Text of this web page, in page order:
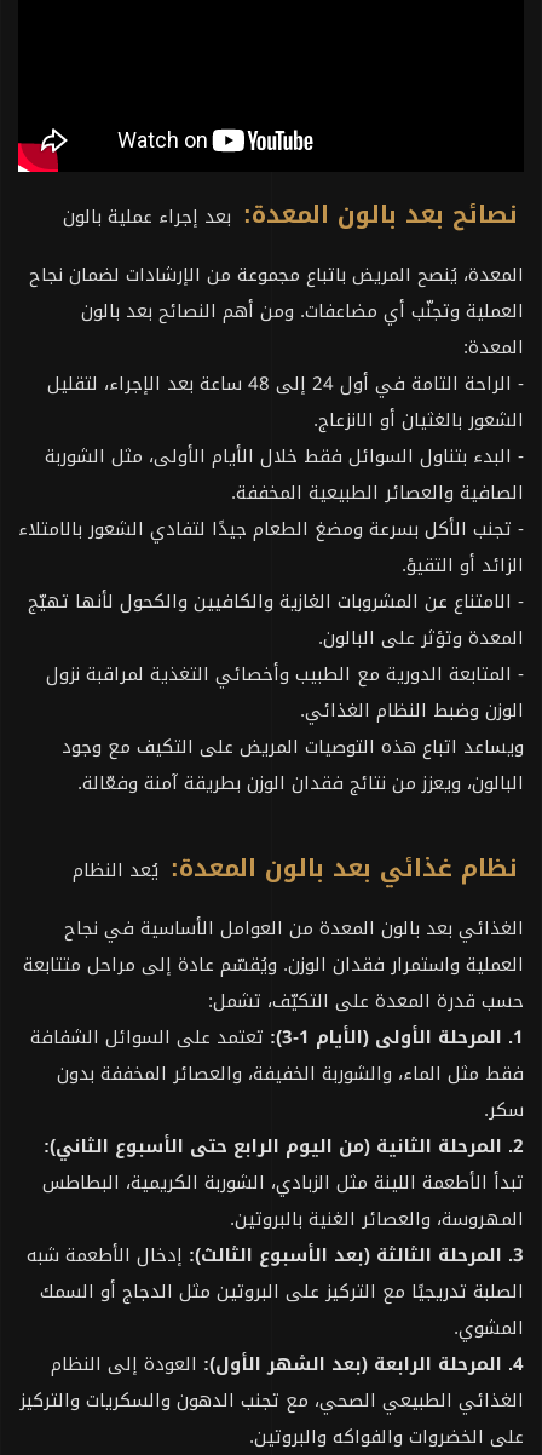
نصائح بعد بالون المعدة: بعد إجراء عملية بالون
المعدة، يُنصح المريض باتباع مجموعة من الإرشادات لضمان نجاح
العملية وتجنّب أي مضاعفات. ومن أهم النصائح بعد بالون
المعدة:
- الراحة التامة في أول 24 إلى 48 ساعة بعد الإجراء، لتقليل
الشعور بالغثيان أو الانزعاج.
- البدء بتناول السوائل فقط خلال الأيام الأولى، مثل الشوربة
الصافية والعصائر الطبيعية المخففة.
- تجنب الأكل بسرعة ومضغ الطعام جيدًا لتفادي الشعور بالامتلاء
الزائد أو التقيؤ.
- الامتناع عن المشروبات الغازية والكافيين والكحول لأنها تهيّج
المعدة وتؤثر على البالون.
- المتابعة الدورية مع الطبيب وأخصائي التغذية لمراقبة نزول
الوزن وضبط النظام الغذائي.
ويساعد اتباع هذه التوصيات المريض على التكيف مع وجود
البالون، ويعزز من نتائج فقدان الوزن بطريقة آمنة وفعّالة.
نظام غذائي بعد بالون المعدة: يُعد النظام
الغذائي بعد بالون المعدة من العوامل الأساسية في نجاح
العملية واستمرار فقدان الوزن. ويُقسّم عادة إلى مراحل متتابعة
حسب قدرة المعدة على التكيّف، تشمل:
1. المرحلة الأولى (الأيام 1-3):
تعتمد على السوائل الشفافة
فقط مثل الماء، والشوربة الخفيفة، والعصائر المخففة بدون
سكر.
2. المرحلة الثانية (من اليوم الرابع حتى الأسبوع الثاني):
تبدأ الأطعمة اللينة مثل الزبادي، الشوربة الكريمية، البطاطس
المهروسة، والعصائر الغنية بالبروتين.
3. المرحلة الثالثة (بعد الأسبوع الثالث):
إدخال الأطعمة شبه
الصلبة تدريجيًا مع التركيز على البروتين مثل الدجاج أو السمك
المشوي.
4. المرحلة الرابعة (بعد الشهر الأول):
العودة إلى النظام
الغذائي الطبيعي الصحي، مع تجنب الدهون والسكريات والتركيز
على الخضروات والفواكه والبروتين.